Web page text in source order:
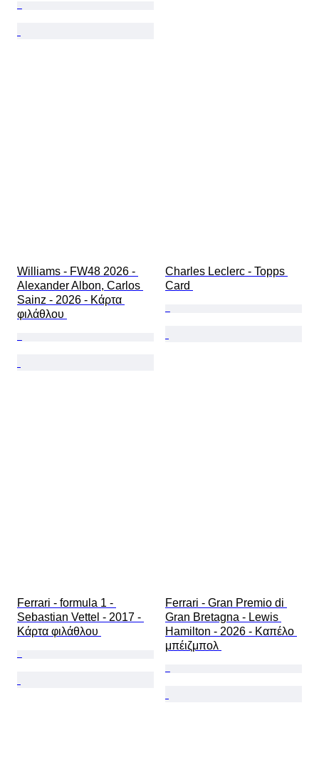
Williams - FW48 2026 -
Alexander Albon, Carlos
Sainz - 2026 - Κάρτα
φιλάθλου
Charles Leclerc - Topps
Card
Ferrari - formula 1 -
Sebastian Vettel - 2017 -
Κάρτα φιλάθλου
Ferrari - Gran Premio di
Gran Bretagna - Lewis
Hamilton - 2026 - Καπέλο
μπέιζμπολ